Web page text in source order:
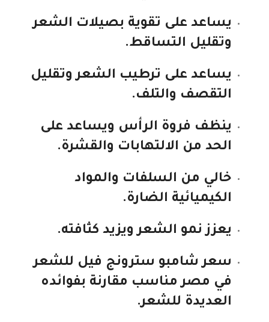
يساعد على تقوية بصيلات الشعر
وتقليل التساقط.
يساعد على ترطيب الشعر وتقليل
التقصف والتلف.
ينظف فروة الرأس ويساعد على
الحد من الالتهابات والقشرة.
خالي من السلفات والمواد
الكيميائية الضارة.
يعزز نمو الشعر ويزيد كثافته.
سعر شامبو سترونج فيل للشعر
في مصر مناسب مقارنة بفوائده
العديدة للشعر.